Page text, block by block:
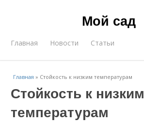
Мой сад
Главная Новости Статьи
Главная » Стойкость к низким температурам
Стойкость к низким
температурам